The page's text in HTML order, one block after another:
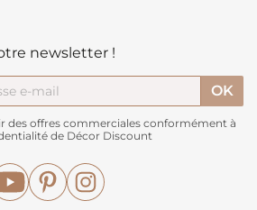
newsletter !
des offres commerciales conformément à
de Décor Discount
YouTubePinterest